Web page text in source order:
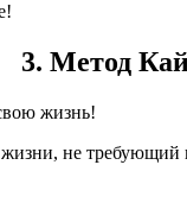
3. Метод
не требующий